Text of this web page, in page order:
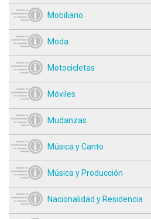
Mobiliario
Moda
Motocicletas
Móviles
Mudanzas
Música y Canto
Música y Producción
Nacionalidad y Residencia